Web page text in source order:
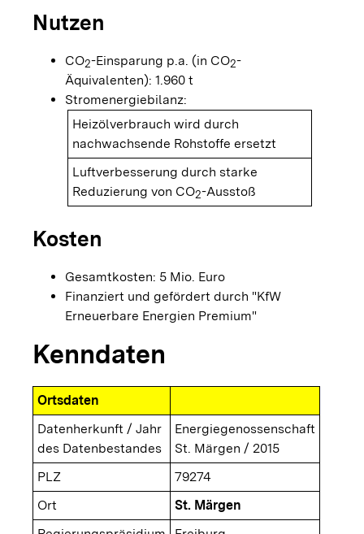
Nutzen
CO2-Einsparung p.a. (in CO2-
Äquivalenten): 1.960 t
Stromenergiebilanz:
Heizölverbrauch wird durch
nachwachsende Rohstoffe ersetzt
Luftverbesserung durch starke
Reduzierung von CO2-Ausstoß
Kosten
Gesamtkosten: 5 Mio. Euro
Finanziert und gefördert durch "KfW
Erneuerbare Energien Premium"
Kenndaten
Ortsdaten
Datenherkunft / Jahr
des Datenbestandes
Energiegenossenschaft
St. Märgen / 2015
PLZ
79274
Ort
St. Märgen